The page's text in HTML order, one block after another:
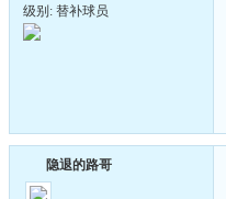
级别: 替补球员
隐退的路哥